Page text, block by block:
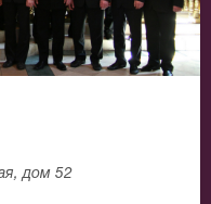
дом 52